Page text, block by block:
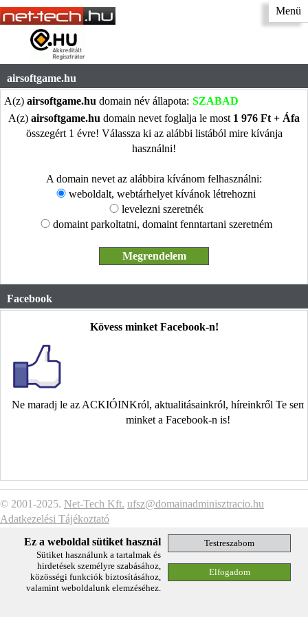
Menü
airsoftgame.hu
A(z) airsoftgame.hu domain név állapota: SZABAD
A(z) airsoftgame.hu domain nevet foglalja le most 1 976 Ft + Áfa
összegért 1 évre! Válassza ki az alábbi listából mire kívánja
használni!
A domain nevet az alábbira kívánom felhasználni:
weboldalt, webtárhelyet kívánok létrehozni
levelezni szeretnék
domaint parkoltatni, domaint fenntartani szeretném
Facebook
Kövess minket Facebook-n!
Ne maradj le az ACKIÓINKról, aktualitásainkról, híreinkről Te
minket a Facebook-n is!
© 2001-2025. Net-Tech Kft. ufsz@domainadminisztracio.hu
Adatkezelési Tájékoztató
Ez a weboldal sütiket használ
Sütiket használunk a tartalmak és
hirdetések személyre szabásához,
közösségi funkciók biztosításához,
valamint weboldalunk elemzéséhez.